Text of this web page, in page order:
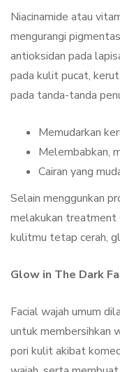
Niacinamide atau
mengurangi
antioksidan pada
pada kulit pucat,
pada tanda-tanda
Memudarkan
Melembabkan,
Cairan yang
Selain menggunkan
melakukan treatment
kulitmu tetap cerah,
Glow in The Dark
Facial wajah umum
untuk membersihkan
pori kulit akibat